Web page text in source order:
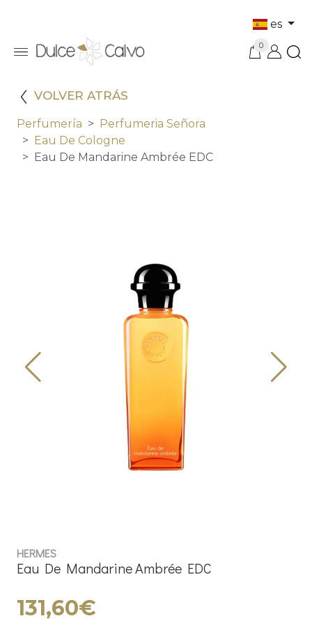
es
0
VOLVER ATRÁS
Perfumería
Perfumeria Señora
Eau De Cologne
Eau De Mandarine Ambrée EDC
HERMES
Eau De Mandarine Ambrée EDC
131,60€